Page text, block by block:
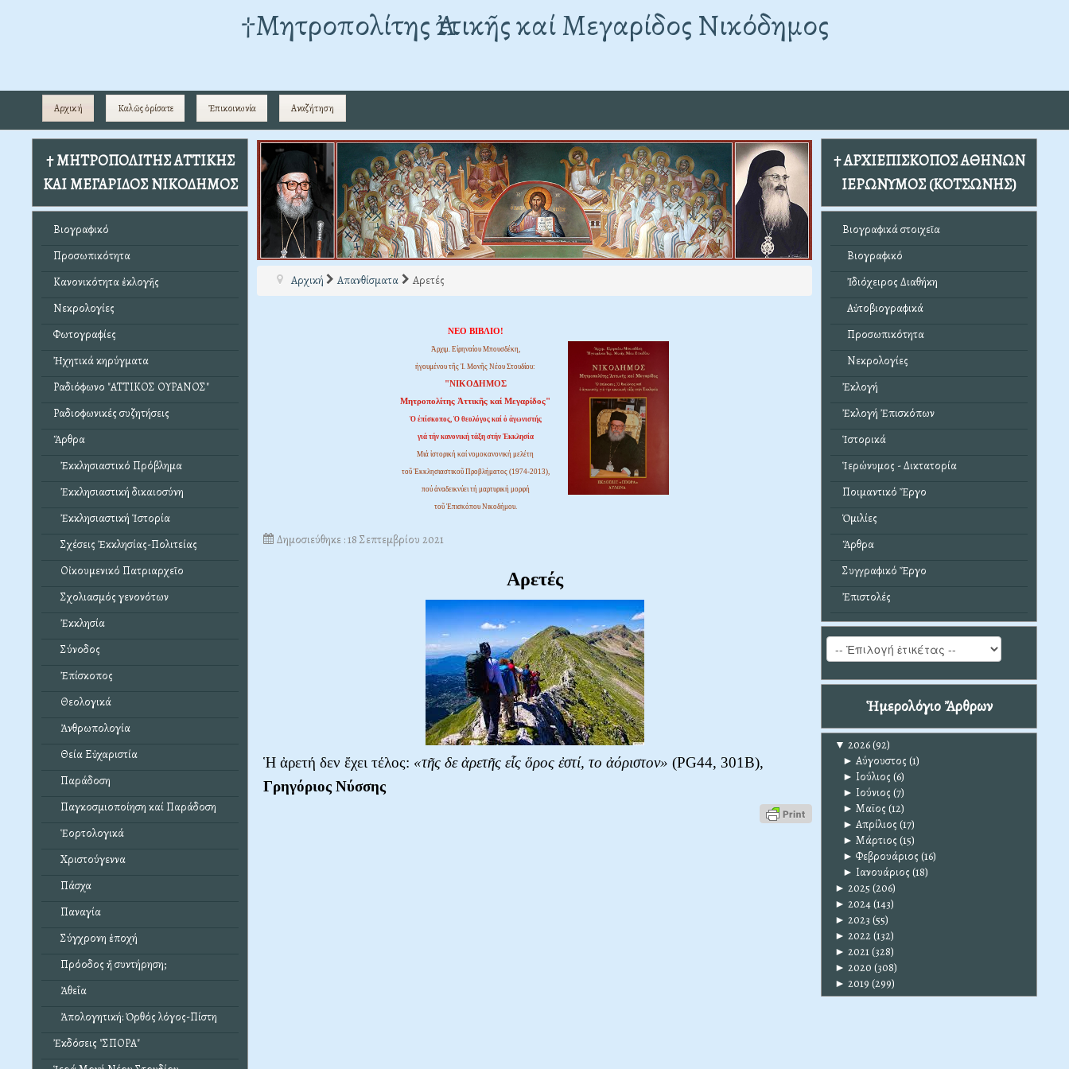
†Mητροπολίτης Ἀττικῆς καί Μεγαρίδος Νικόδημος
Αρχική Καλῶς ὁρίσατε Ἐπικοινωνία Αναζήτηση
† ΜΗΤΡΟΠΟΛΙΤΗΣ ΑΤΤΙΚΗΣ
ΚΑΙ ΜΕΓΑΡΙΔΟΣ ΝΙΚΟΔΗΜΟΣ
Βιογραφικό
Προσωπικότητα
Κανονικότητα ἐκλογῆς
Νεκρολογίες
Φωτογραφίες
Ἠχητικά κηρύγματα
Ραδιόφωνο "ΑΤΤΙΚΟΣ ΟΥΡΑΝΟΣ"
Ραδιοφωνικές συζητήσεις
Ἄρθρα
Ἐκκλησιαστικό Πρόβλημα
Ἐκκλησιαστική δικαιοσύνη
Ἐκκλησιαστική Ἱστορία
Σχέσεις Ἐκκλησίας-Πολιτείας
Οἰκουμενικό Πατριαρχεῖο
Σχολιασμός γενονότων
Ἐκκλησία
Σύνοδος
Ἐπίσκοπος
Θεολογικά
Ἀνθρωπολογία
Θεία Εὐχαριστία
Παράδοση
Παγκοσμιοποίηση καί Παράδοση
Ἑορτολογικά
Χριστούγεννα
Πάσχα
Παναγία
Σύγχρονη ἐποχή
Πρόοδος ἤ συντήρηση;
Ἀθεΐα
Ἀπολογητική: Ὀρθός λόγος-Πίστη
Ἐκδόσεις "ΣΠΟΡΑ"
Αρχική Απανθίσματα Αρετές
ΝΕΟ ΒΙΒΛΙΟ!
Ἀρχιμ. Εἰρηναίου Μπουσδέκη,
ἡγουμένου τῆς Ἱ. Μονῆς Νέου Στουδίου:
"ΝΙΚΟΔΗΜΟΣ
Μητροπολίτης Ἀττικῆς καί Μεγαρίδος"
Ὁ ἐπίσκοπος, Ὁ θεολόγος καί ὁ ἀγωνιστής
γιά τήν κανονική τάξη στήν Ἐκκλησία
Μιά ἱστορική καί νομοκανονική μελέτη
τοῦ Ἐκκλησιαστικοῦ Προβλήματος (1974-2013),
πού ἀναδεικνύει τή μαρτυρική μορφή
τοῦ Ἐπισκόπου Νικοδήμου.
Δημοσιεύθηκε : 18 Σεπτεμβρίου 2021
Αρετές
Ἡ ἀρετή δεν ἔχει τέλος: «τῆς δε ἀρετῆς εἷς ὅρος ἐστί, το ἀόριστον» (PG44, 301B),
Γρηγόριος Νύσσης
† ΑΡΧΙΕΠΙΣΚΟΠΟΣ ΑΘΗΝΩΝ
ΙΕΡΩΝΥΜΟΣ (ΚΟΤΣΩΝΗΣ)
Βιογραφικά στοιχεῖα
Βιογραφικό
Ἰδιόχειρος Διαθήκη
Αὐτοβιογραφικά
Προσωπικότητα
Νεκρολογίες
Ἐκλογή
Ἐκλογή Ἐπισκόπων
Ἱστορικά
Ἱερώνυμος - Δικτατορία
Ποιμαντικό Ἔργο
Ὁμιλίες
Ἄρθρα
Συγγραφικό Ἔργο
Ἐπιστολές
Ἡμερολόγιο Ἄρθρων
▼ 2026(92)
► Αύγουστος (1)
► Ιούλιος (6)
► Ιούνιος (7)
► Μαϊος (12)
► Απρίλιος (17)
► Μάρτιος (15)
► Φεβρουάριος (16)
► Ιανουάριος (18)
► 2025 (206)
► 2024(143)
► 2023 (55)
► 2022(132)
► 2021(328)
► 2020 (308)
► 2019 (299)